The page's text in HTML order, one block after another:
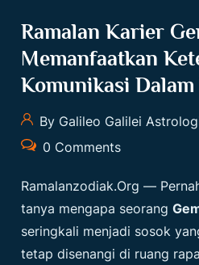
Ramalan Karier
Memanfaatkan
Komunikasi
By Galileo Galilei
0 Comments
Ramalanzodiak.org —
tanya mengapa seorang
seringkali menjadi sosok
tetap disenangi di ruang